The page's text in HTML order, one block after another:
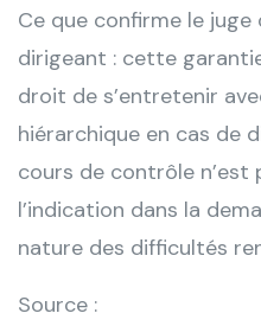
Ce que confirme le juge
dirigeant : cette
droit de s’entretenir
hiérarchique en cas de
cours de contrôle n’est
l’indication dans la
nature des difficultés
Source :